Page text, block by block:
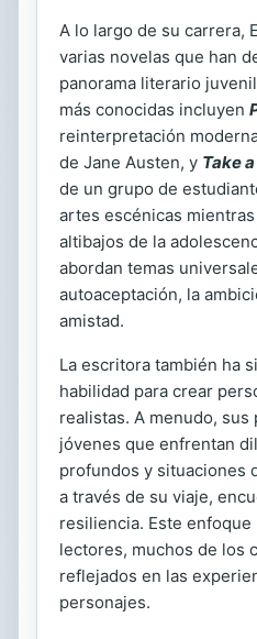
A lo largo de su carrera,
varias novelas que han
panorama literario
más conocidas incluyen
reinterpretación
de Jane Austen, y Take
de un grupo de
artes escénicas
altibajos de la
abordan temas
autoaceptación, la
amistad.
La escritora también ha
habilidad para crear
realistas. A menudo, sus
jóvenes que enfrentan
profundos y situaciones
a través de su viaje,
resiliencia. Este
lectores, muchos de los
reflejados en las
personajes.